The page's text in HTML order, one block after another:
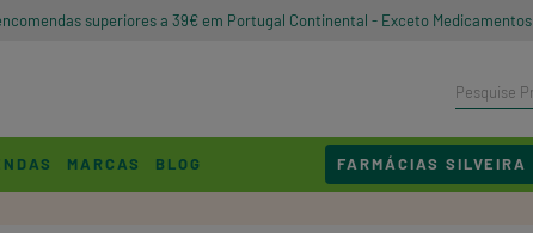
superiores a 39€ em Portugal Continental - Exceto
MARCAS BLOG FARMÁCIAS SILVEIRA